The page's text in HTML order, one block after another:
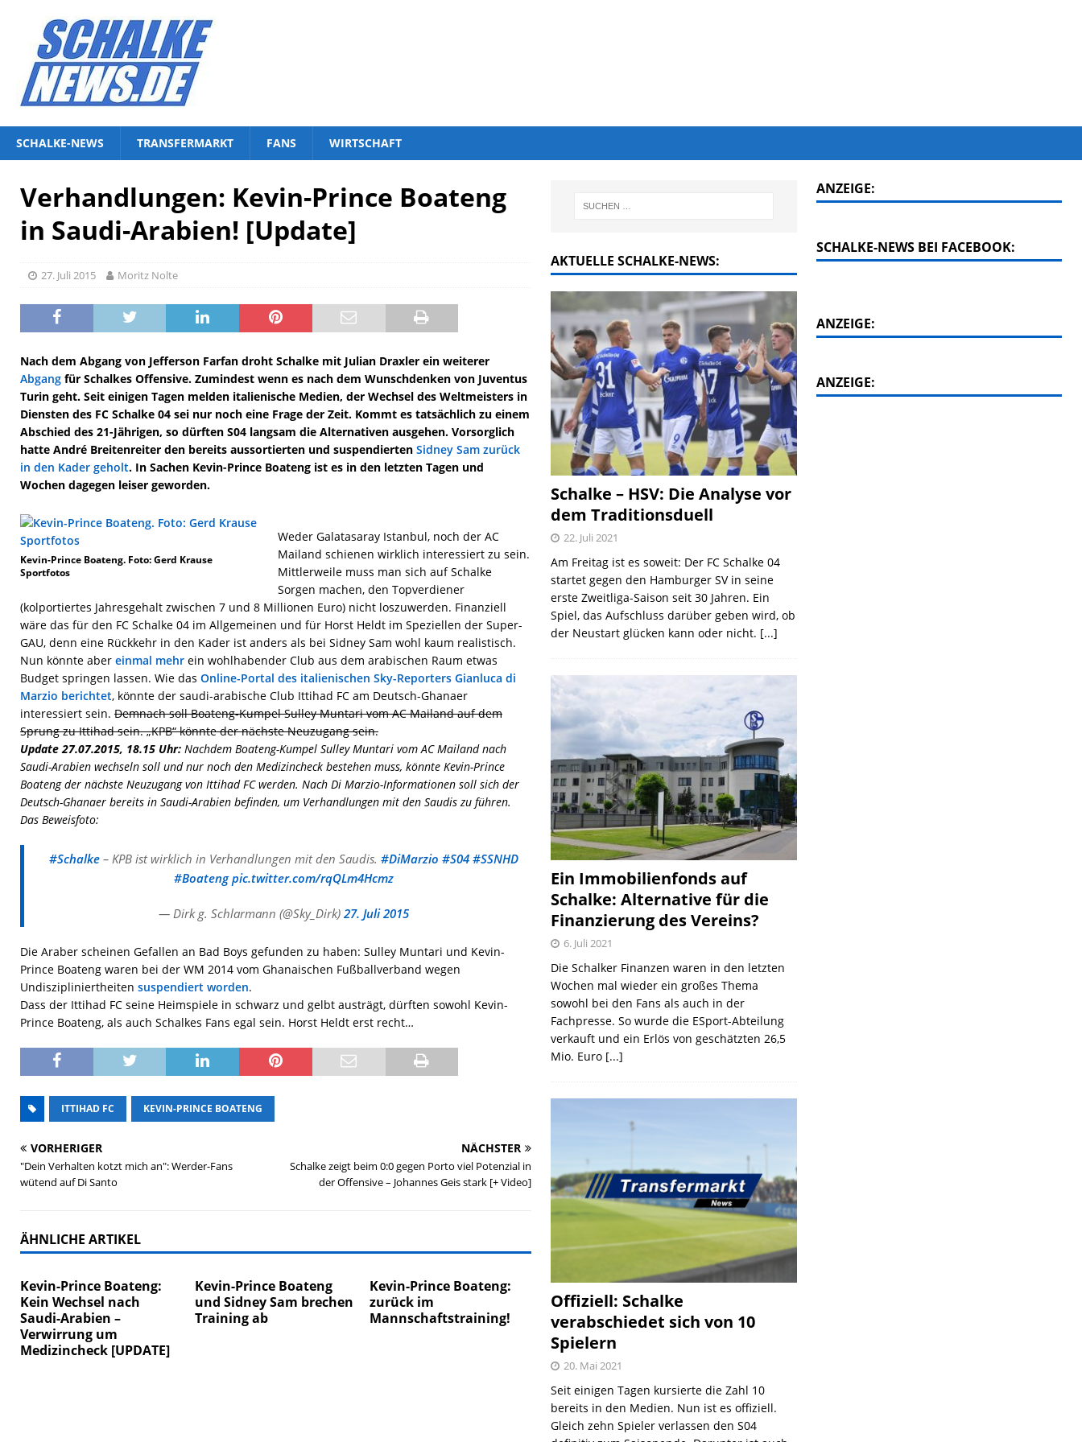
SCHALKE-NEWS TRANSFERMARKT FANS WIRTSCHAFT
Verhandlungen: Kevin-Prince Boateng
in Saudi-Arabien! [Update]
27. Juli 2015 Moritz Nolte
Nach dem Abgang von Jefferson Farfan droht Schalke mit Julian Draxler ein weiterer
Abgang für Schalkes Offensive. Zumindest wenn es nach dem Wunschdenken von Juventus
Turin geht. Seit einigen Tagen melden italienische Medien, der Wechsel des Weltmeisters in
Diensten des FC Schalke 04 sei nur noch eine Frage der Zeit. Kommt es tatsächlich zu einem
Abschied des 21-Jährigen, so dürften S04 langsam die Alternativen ausgehen. Vorsorglich
hatte André Breitenreiter den bereits aussortierten und suspendierten Sidney Sam zurück
in den Kader geholt. In Sachen Kevin-Prince Boateng ist es in den letzten Tagen und
Wochen dagegen leiser geworden.
Kevin-Prince Boateng. Foto: Gerd Krause
Sportfotos
Weder Galatasaray Istanbul, noch der AC
Mailand schienen wirklich interessiert zu sein.
Mittlerweile muss man sich auf Schalke
Sorgen machen, den Topverdiener
(kolportiertes Jahresgehalt zwischen 7 und 8 Millionen Euro) nicht loszuwerden. Finanziell
wäre das für den FC Schalke 04 im Allgemeinen und für Horst Heldt im Speziellen der Super-
GAU, denn eine Rückkehr in den Kader ist anders als bei Sidney Sam wohl kaum realistisch.
Nun könnte aber einmal mehr ein wohlhabender Club aus dem arabischen Raum etwas
Budget springen lassen. Wie das Online-Portal des italienischen Sky-Reporters Gianluca di
Marzio berichtet, könnte der saudi-arabische Club Ittihad FC am Deutsch-Ghanaer
interessiert sein. Demnach soll Boateng-Kumpel Sulley Muntari vom AC Mailand auf dem
Sprung zu Ittihad sein. „KPB“ könnte der nächste Neuzugang sein.
Update 27.07.2015, 18.15 Uhr: Nachdem Boateng-Kumpel Sulley Muntari vom AC Mailand nach
Saudi-Arabien wechseln soll und nur noch den Medizincheck bestehen muss, könnte Kevin-Prince
Boateng der nächste Neuzugang von Ittihad FC werden. Nach Di Marzio-Informationen soll sich der
Deutsch-Ghanaer bereits in Saudi-Arabien befinden, um Verhandlungen mit den Saudis zu führen.
Das Beweisfoto:
#Schalke – KPB ist wirklich in Verhandlungen mit den Saudis.#DiMarzio #S04 #SSNHD
#Boateng pic.twitter.com/rqQLm4Hcmz
— Dirk g. Schlarmann (@Sky_Dirk)27. Juli 2015
Die Araber scheinen Gefallen an Bad Boys gefunden zu haben: Sulley Muntari und Kevin-
Prince Boateng waren bei der WM 2014 vom Ghanaischen Fußballverband wegen
Undiszipliniertheiten suspendiert worden.
Dass der Ittihad FC seine Heimspiele in schwarz und gelbt austrägt, dürften sowohl Kevin-
Prince Boateng, als auch Schalkes Fans egal sein. Horst Heldt erst recht…
ITTIHAD FC KEVIN-PRINCE BOATENG
VORHERIGER
"Dein Verhalten kotzt mich an": Werder-Fans
wütend auf Di Santo
NÄCHSTER
Schalke zeigt beim 0:0 gegen Porto viel Potenzial in
der Offensive – Johannes Geis stark [+ Video]
ÄHNLICHE ARTIKEL
Kevin-Prince Boateng:
Kein Wechsel nach
Saudi-Arabien –
Verwirrung um
Medizincheck [UPDATE]
Kevin-Prince Boateng
und Sidney Sam brechen
Training ab
Kevin-Prince Boateng:
zurück im
Mannschaftstraining!
AKTUELLE SCHALKE-NEWS:
Schalke – HSV: Die Analyse vor
dem Traditionsduell
22. Juli 2021
Am Freitag ist es soweit: Der FC Schalke 04
startet gegen den Hamburger SV in seine
erste Zweitliga-Saison seit 30 Jahren. Ein
Spiel, das Aufschluss darüber geben wird, ob
der Neustart glücken kann oder nicht. [...]
Ein Immobilienfonds auf
Schalke: Alternative für die
Finanzierung des Vereins?
6. Juli 2021
Die Schalker Finanzen waren in den letzten
Wochen mal wieder ein großes Thema
sowohl bei den Fans als auch in der
Fachpresse. So wurde die ESport-Abteilung
verkauft und ein Erlös von geschätzten 26,5
Mio. Euro [...]
Offiziell: Schalke
verabschiedet sich von 10
Spielern
20. Mai 2021
Seit einigen Tagen kursierte die Zahl 10
bereits in den Medien. Nun ist es offiziell.
Gleich zehn Spieler verlassen den S04
ANZEIGE:
SCHALKE-NEWS BEI FACEBOOK:
ANZEIGE:
ANZEIGE: